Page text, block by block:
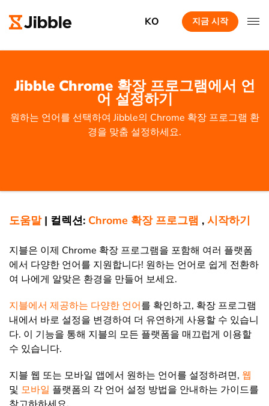
KO 지금 시작
Jibble Chrome 확장 프로그램에서 언
어 설정하기
원하는 언어를 선택하여 Jibble의 Chrome 확장 프로그램 환
경을 맞춤 설정하세요.
도움말| 컬렉션: Chrome 확장 프로그램 , 시작하기
지블은 이제 Chrome 확장 프로그램을 포함해 여러 플랫폼
에서 다양한 언어를 지원합니다! 원하는 언어로 쉽게 전환하
여 나에게 알맞은 환경을 만들어 보세요.
지블에서 제공하는 다양한 언어를 확인하고, 확장 프로그램
내에서 바로 설정을 변경하여 더 유연하게 사용할 수 있습니
다. 이 기능을 통해 지블의 모든 플랫폼을 매끄럽게 이용할
수 있습니다.
지블 웹 또는 모바일 앱에서 원하는 언어를 설정하려면, 웹
및 모바일 플랫폼의 각 언어 설정 방법을 안내하는 가이드를